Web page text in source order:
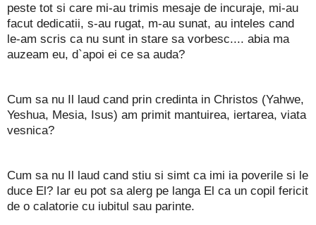
peste tot si care mi-au trimis mesaje de incuraje, mi-au
facut dedicatii, s-au rugat, m-au sunat, au inteles cand
le-am scris ca nu sunt in stare sa vorbesc.... abia ma
auzeam eu, d`apoi ei ce sa auda?
Cum sa nu Il laud cand prin credinta in Christos (Yahwe,
Yeshua, Mesia, Isus) am primit mantuirea, iertarea, viata
vesnica?
Cum sa nu Il laud cand stiu si simt ca imi ia poverile si le
duce El? Iar eu pot sa alerg pe langa El ca un copil fericit
de o calatorie cu iubitul sau parinte.